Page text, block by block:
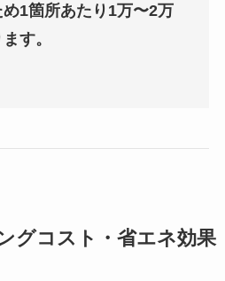
1箇所あたり1万〜2万
す。
グコスト・省エネ効果